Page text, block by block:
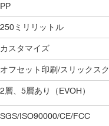
PP
250ミリリットル
カスタマイズ
オフセット印刷/スリックス
2層、5層あり（EVOH）
SGS/ISO90000/CE/FCC